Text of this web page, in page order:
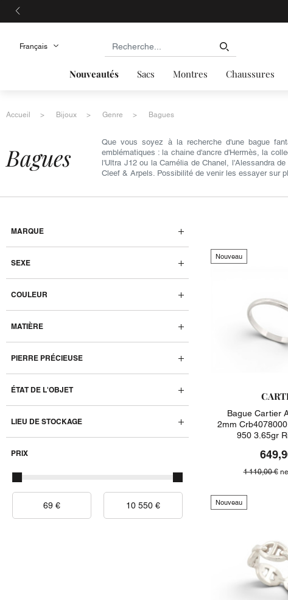
Nouveautés Sacs Montres Chaussures
Accueil Bijoux Genre Bagues
bagues
Que vous soyez à la recherche d'une bague
emblématiques : la chaine d'ancre d'Hermès, la
l'Ultra J12 ou la Camélia de Chanel, l'Alessandra
Cleef & Arpels. Possibilité de venir les essayer sur
MARQUE
SEXE
COULEUR
MATIÈRE
PIERRE PRÉCIEUSE
ÉTAT DE L'OBJET
LIEU DE STOCKAGE
PRIX
Nouveau
Bague Cartier
2mm
950 3.65gr
1 110,00 €
Nouveau